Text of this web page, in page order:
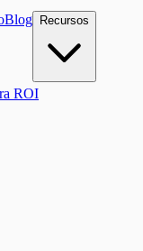
Blog Recursos
ROI